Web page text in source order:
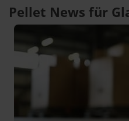
Pellet News für